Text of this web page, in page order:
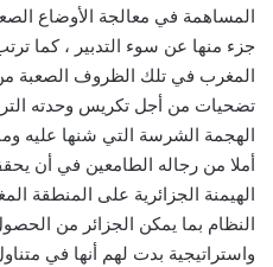
المساهمة في معالجة الأوضاع
جزء منها عن سوء التدبير ، كما
المغرب في تلك الظروف الصعبة
تضحيات من أجل تكريس وحدته
الهجمة الشرسة التي شنها عليه
أملا من رجاله الطامعين في أن
الهيمنة الجزائرية على المنطقة
النظام بما يمكن الجزائر من
واستراتيجية بدت لهم أنها في